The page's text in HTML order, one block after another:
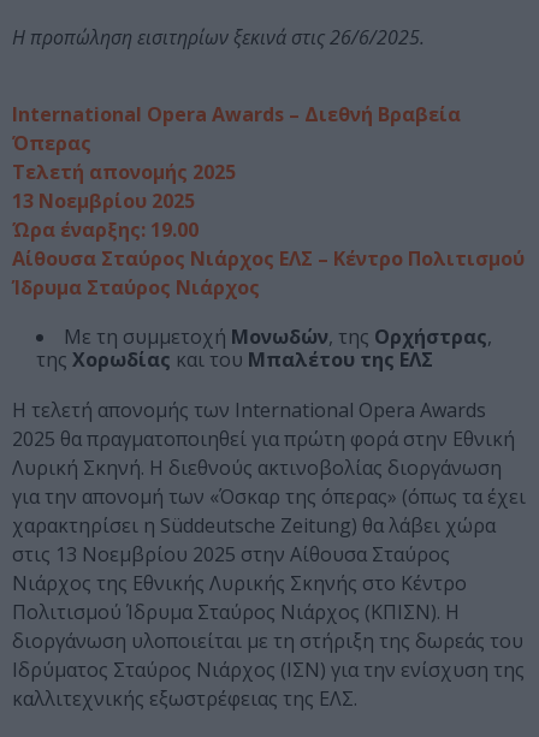
Η προπώληση εισιτηρίων ξεκινά στις 26/6/2025.
International Opera Awards – Διεθνή Βραβεία
Όπερας
Τελετή απονομής 2025
13 Νοεμβρίου 2025
Ώρα έναρξης: 19.00
Αίθουσα Σταύρος Νιάρχος ΕΛΣ – Κέντρο Πολιτισμού
Ίδρυμα Σταύρος Νιάρχος
Με τη συμμετοχή Μονωδών, της Ορχήστρας,
της Χορωδίας και του Μπαλέτου της ΕΛΣ
Η τελετή απονομής των International Opera Awards
2025 θα πραγματοποιηθεί για πρώτη φορά στην Εθνική
Λυρική Σκηνή. Η διεθνούς ακτινοβολίας διοργάνωση
για την απονομή των «Όσκαρ της όπερας» (όπως τα έχει
χαρακτηρίσει η Süddeutsche Zeitung) θα λάβει χώρα
στις 13 Νοεμβρίου 2025 στην Αίθουσα Σταύρος
Νιάρχος της Εθνικής Λυρικής Σκηνής στο Κέντρο
Πολιτισμού Ίδρυμα Σταύρος Νιάρχος (ΚΠΙΣΝ). Η
διοργάνωση υλοποιείται με τη στήριξη της δωρεάς του
Ιδρύματος Σταύρος Νιάρχος (ΙΣΝ) για την ενίσχυση της
καλλιτεχνικής εξωστρέφειας της ΕΛΣ.